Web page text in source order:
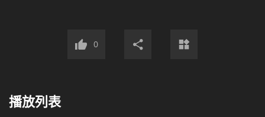
來抓捕她，幸虧有人報信，李銘愛才躲過一劫。
折磨，並用親情誘勸她，以不讓她孩子上大學、考公務
0
播放列表